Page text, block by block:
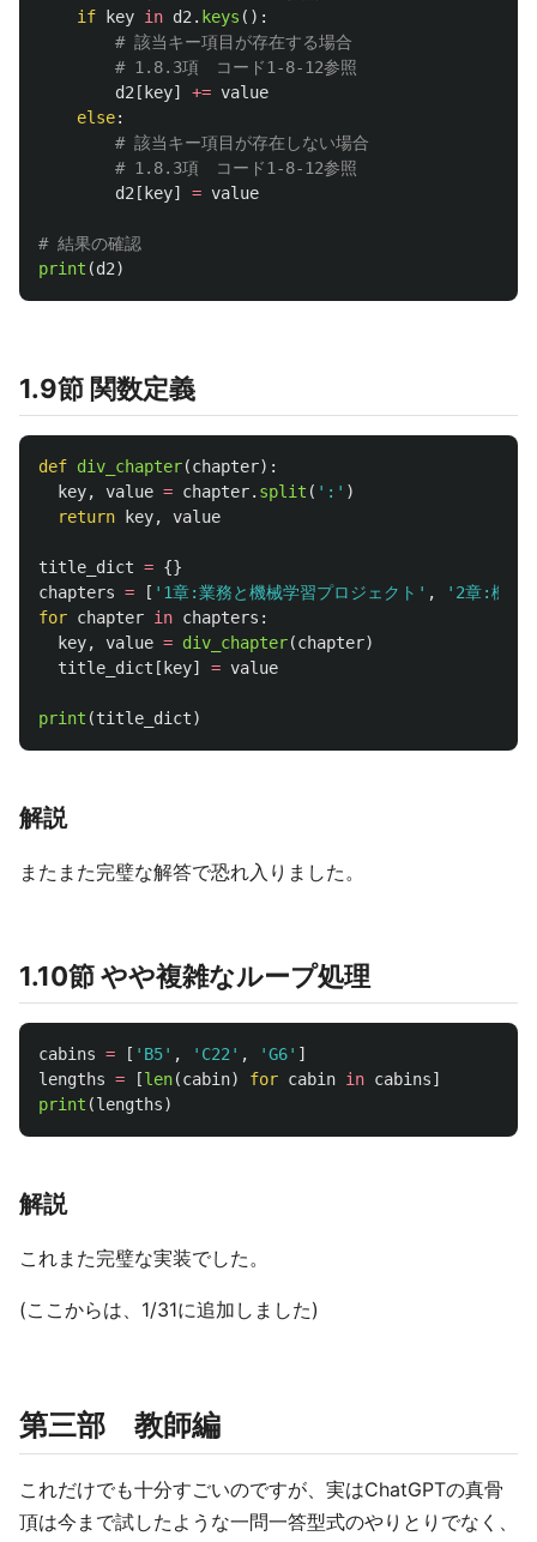
if
key in d2 . keys ():
d2 [ key] += value
else:
d2 [ key] = value
print (d2)
1.9節 関数定義
def div_chapter(chapter):
key, value = chapter. split ( ' : ' )
return
key, value
title_dict = {}
chapters = [ ' 1章:業務と機械学習プロジェクト ' , ' 2章:機械
for chapter in chapters :
key, value = div_chapter(chapter)
title_dict [ key] = value
print (title_dict)
解説
またまた完璧な解答で恐れ入りました。
1.10節 やや複雑なループ処理
cabins = [ ' B5' , ' C22 ' , 'G6' ]
lengths = [len(cabin) for cabin in cabins]
print (lengths)
解説
これまた完璧な実装でした。
(ここからは、1/31に追加しました)
第三部 教師編
これだけでも十分すごいのですが、実はChatGPTの真骨
頂は今まで試したような一問一答型式のやりとりでなく、